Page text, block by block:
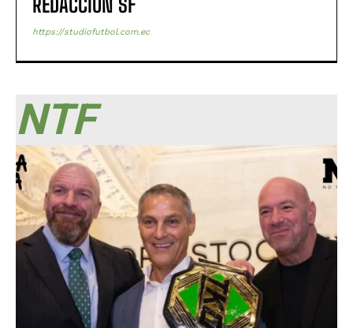
https://studiofutbol.com.ec
NTF